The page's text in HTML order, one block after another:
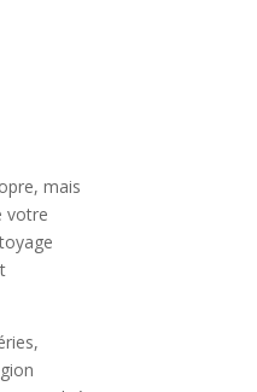
mais
votre